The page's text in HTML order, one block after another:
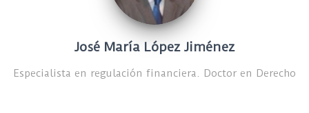
José María López Jiménez
Especialista en regulación financiera. Doctor en Derecho